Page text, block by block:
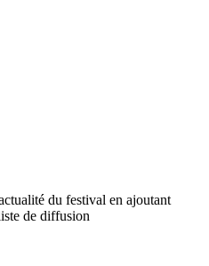
du festival en ajoutant
de diffusion